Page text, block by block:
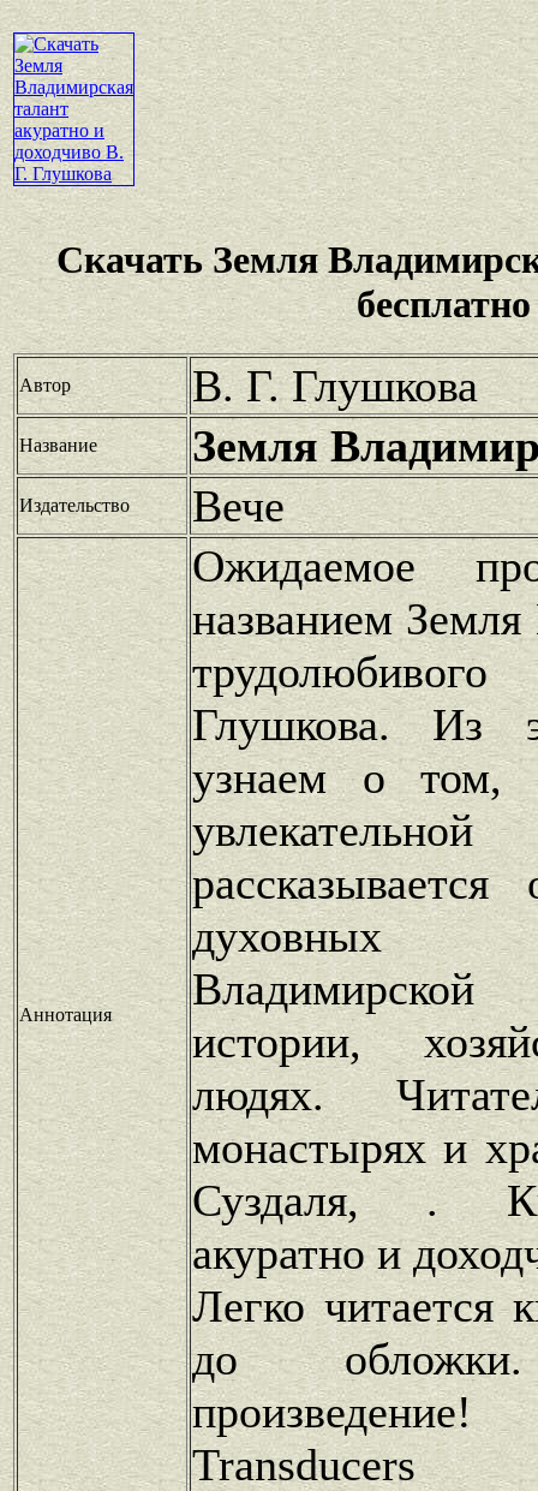
Скачать Земля
бесплатно
Автор В. Г. Глушкова
Название Земля
Издательство Вече
Аннотация
Ожидаемое
названием
Глушкова. Из
узнаем о
духовных
истории,
людях.
монастырях и
Суздаля, .
акуратно и
Легко читается
до обложки.
Transducers